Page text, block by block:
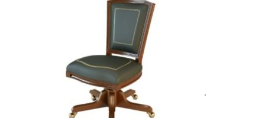
Art&Moble 01005 Кресло вращающе...